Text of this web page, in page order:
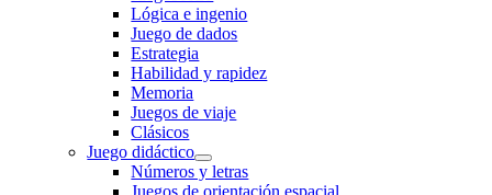
Lógica e ingenio
Juego de dados
Estrategia
Habilidad y rapidez
Memoria
Juegos de viaje
Clásicos
Juego didáctico
Números y letras
Juegos de orientación espacial